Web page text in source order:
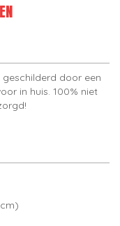
door een
in huis. 100% niet